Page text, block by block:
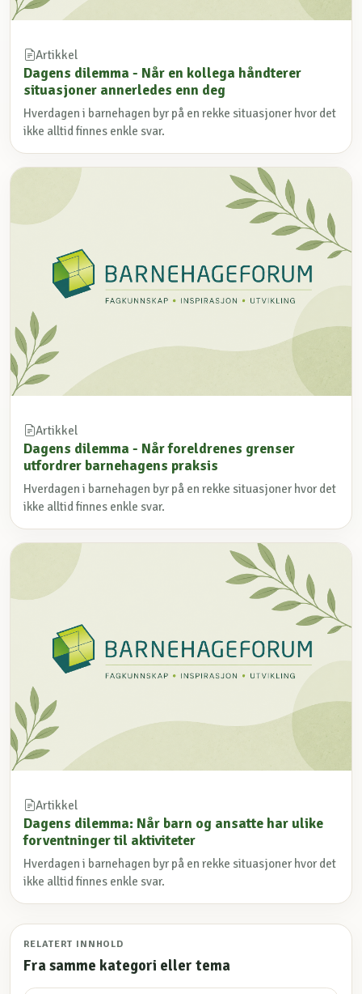
Artikkel
Dagens dilemma - Når en kollega håndterer
situasjoner annerledes enn deg
Hverdagen i barnehagen byr på en rekke situasjoner hvor det
ikke alltid finnes enkle svar.
Artikkel
Dagens dilemma - Når foreldrenes grenser
utfordrer barnehagens praksis
Hverdagen i barnehagen byr på en rekke situasjoner hvor det
ikke alltid finnes enkle svar.
Artikkel
Dagens dilemma: Når barn og ansatte har ulike
forventninger til aktiviteter
Hverdagen i barnehagen byr på en rekke situasjoner hvor det
ikke alltid finnes enkle svar.
RELATERT INNHOLD
Fra samme kategori eller tema